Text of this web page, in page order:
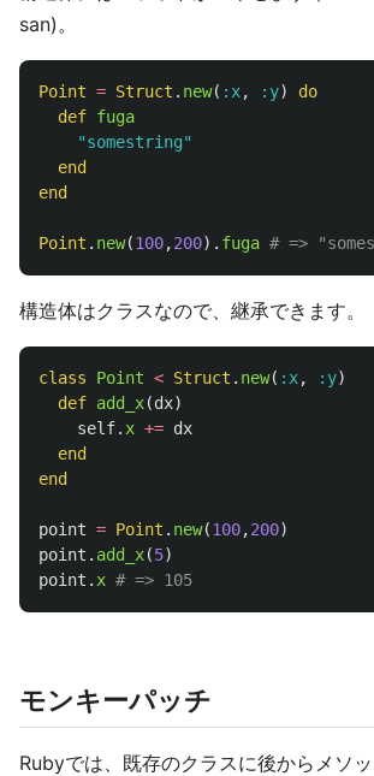
san)。
Point = Struct . new( :x, :y)
do
def fuga
"somestring"
end
end
Point . new(100,200). fuga # =>
構造体はクラスなので、継承できます。
class Point < Struct . new( :x, :y)
def add_x(dx)
self. x += dx
end
end
point = Point . new(100,200)
point . add_x(5)
point . x # => 105
モンキーパッチ
Rubyでは、既存のクラスに後からメソ